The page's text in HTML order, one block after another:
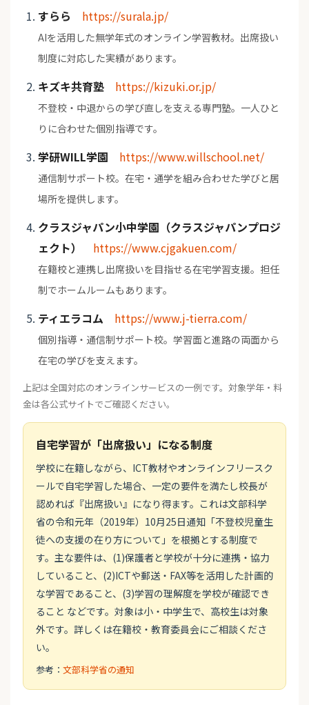
すらら https://surala.jp/
AIを活用した無学年式のオンライン学習教材。出席扱い
制度に対応した実績があります。
キズキ共育塾 https://kizuki.or.jp/
不登校・中退からの学び直しを支える専門塾。一人ひと
りに合わせた個別指導です。
学研WILL学園 https://www.willschool.net/
通信制サポート校。在宅・通学を組み合わせた学びと居
場所を提供します。
クラスジャパン小中学園（クラスジャパンプロジ
ェクト）
https://www.cjgakuen.com/
在籍校と連携し出席扱いを目指せる在宅学習支援。担任
制でホームルームもあります。
ティエラコム https://www.j-tierra.com/
個別指導・通信制サポート校。学習面と進路の両面から
在宅の学びを支えます。
上記は全国対応のオンラインサービスの一例です。対象学年・料
金は各公式サイトでご確認ください。
自宅学習が「出席扱い」になる制度
学校に在籍しながら、ICT教材やオンラインフリースク
ールで自宅学習した場合、一定の要件を満たし校長が
認めれば『出席扱い』になり得ます。これは文部科学
省の令和元年（2019年）10月25日通知「不登校児童生
徒への支援の在り方について」を根拠とする制度で
す。主な要件は、(1)保護者と学校が十分に連携・協力
していること、(2)ICTや郵送・FAX等を活用した計画的
な学習であること、(3)学習の理解度を学校が確認でき
ること などです。対象は小・中学生で、高校生は対象
外です。詳しくは在籍校・教育委員会にご相談くださ
い。
参考： 文部科学省の通知